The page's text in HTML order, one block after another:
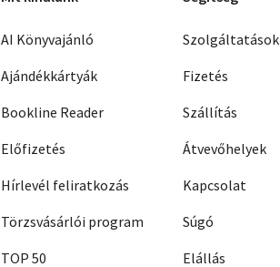
AI Könyvajánló
Ajándékkártyák
Bookline Reader
Előfizetés
Hírlevél feliratkozás
Törzsvásárlói program
TOP 50
Szolgáltatások
Fizetés
Szállítás
Átvevőhelyek
Kapcsolat
Súgó
Elállás